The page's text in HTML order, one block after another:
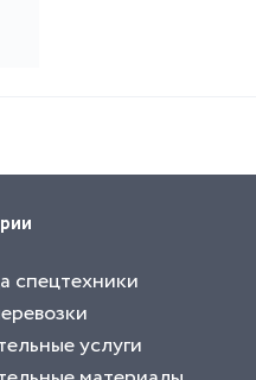
спецтехники
услуги